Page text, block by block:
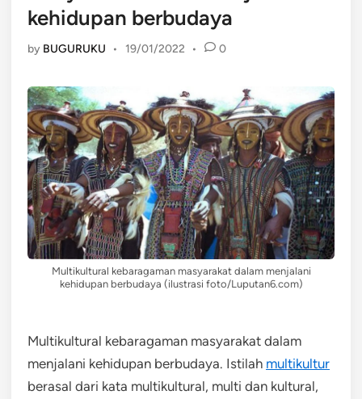
kehidupan berbudaya
by BUGURUKU • 19/01/2022 • 0
Multikultural kebaragaman masyarakat dalam menjalani
kehidupan berbudaya (ilustrasi foto/Luputan6.com)
Multikultural kebaragaman masyarakat dalam
menjalani kehidupan berbudaya. Istilah multikultur
berasal dari kata multikultural, multi dan kultural,